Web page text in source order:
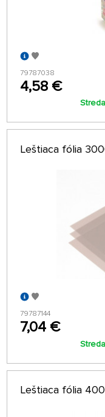
79787038
4,58 €
Leštiaca fólia
79787144
7,04 €
Leštiaca fólia